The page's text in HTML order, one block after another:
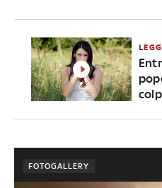
FOTOGALLERY